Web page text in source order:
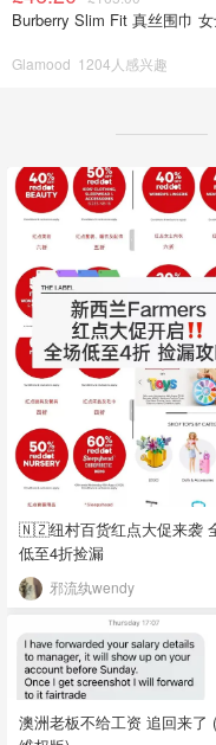
Burberry Slim Fit 真丝围巾
Glamood 1204人感兴趣
🇳🇿纽村百货红点大促来袭
低至4折捡漏
邪流纨wendy
澳洲老板不给工资 追回来了